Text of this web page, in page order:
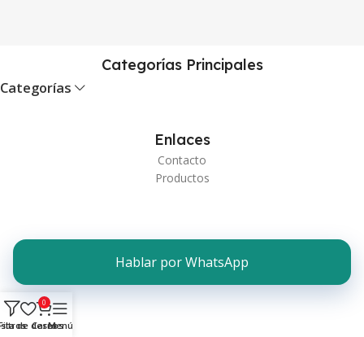
Categorías Principales
Categorías
Enlaces
Contacto
Productos
de deseos
0
CarroMenú
Hablar por WhatsApp